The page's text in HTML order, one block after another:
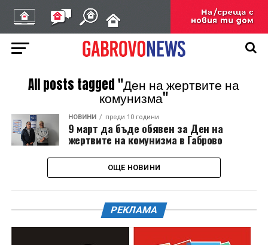
All posts tagged "Ден на жертвите на
комунизма"
НОВИНИ преди 10 години
9 март да бъде обявен за Ден на
жертвите на комунизма в Габрово
ОЩЕ НОВИНИ
РЕКЛАМА